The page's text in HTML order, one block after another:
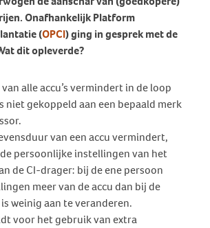
Onafhankelijk Platform
(OPCI) ging in gesprek met de
dit opleverde?
alle accu’s vermindert in de loop
niet gekoppeld aan een bepaald merk
van een accu vermindert,
persoonlijke instellingen van het
de CI-drager: bij de ene persoon
meer van de accu dan bij de
weinig aan te veranderen.
voor het gebruik van extra